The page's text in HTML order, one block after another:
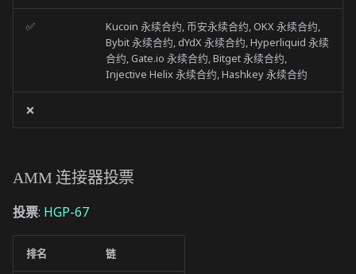
✅
Kucoin 永续合约, 币安永续合约, OKX 永续合约,
Bybit 永续合约, dYdX 永续合约, Hyperliquid 永续
合约, Gate.io 永续合约, Bitget 永续合约,
Injective Helix 永续合约, Hashkey 永续合约
❌
AMM 连接器投票
投票: HGP-67
排名 链